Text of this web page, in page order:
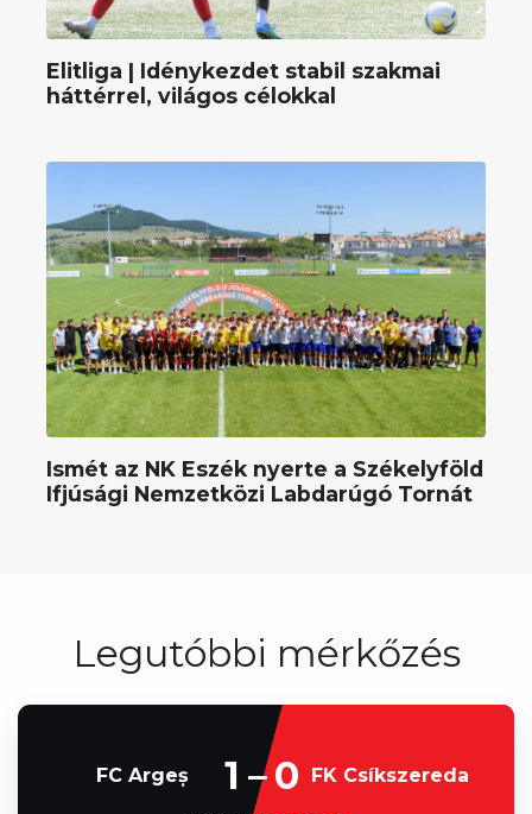
Elitliga | Idénykezdet stabil szakmai
háttérrel, világos célokkal
Ismét az NK Eszék nyerte a Székelyföld
Ifjúsági Nemzetközi Labdarúgó Tornát
Legutóbbi mérkőzés
1–0
FC Argeș FK Csíkszereda